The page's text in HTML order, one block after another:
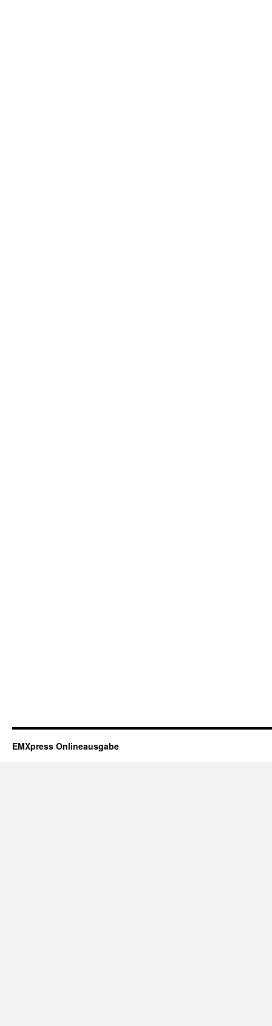
EMXpress Onlineausgabe